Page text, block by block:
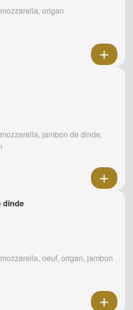
origan
jambon de dinde,
dinde
oeuf, origan, jambon